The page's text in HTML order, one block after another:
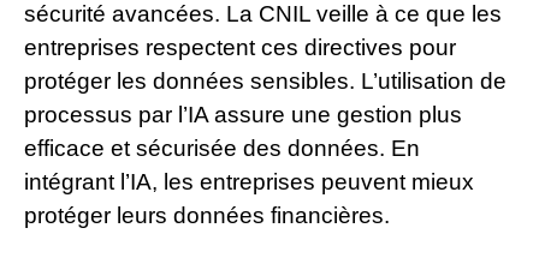
sécurité avancées. La CNIL veille à ce que les
entreprises respectent ces directives pour
protéger les données sensibles. L’utilisation de
processus par l’IA assure une gestion plus
efficace et sécurisée des données. En
intégrant l’IA, les entreprises peuvent mieux
protéger leurs données financières.